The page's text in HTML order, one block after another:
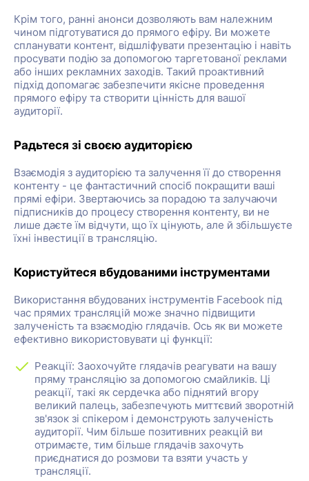
Крім того, ранні анонси дозволяють вам належним
чином підготуватися до прямого ефіру. Ви можете
спланувати контент, відшліфувати презентацію і навіть
просувати подію за допомогою таргетованої реклами
або інших рекламних заходів. Такий проактивний
підхід допомагає забезпечити якісне проведення
прямого ефіру та створити цінність для вашої
аудиторії.
Радьтеся зі своєю аудиторією
Взаємодія з аудиторією та залучення її до створення
контенту - це фантастичний спосіб покращити ваші
прямі ефіри. Звертаючись за порадою та залучаючи
підписників до процесу створення контенту, ви не
лише даєте їм відчути, що їх цінують, але й збільшуєте
їхні інвестиції в трансляцію.
Користуйтеся вбудованими інструментами
Використання вбудованих інструментів Facebook під
час прямих трансляцій може значно підвищити
залученість та взаємодію глядачів. Ось як ви можете
ефективно використовувати ці функції:
Реакції: Заохочуйте глядачів реагувати на вашу
пряму трансляцію за допомогою смайликів. Ці
реакції, такі як сердечка або піднятий вгору
великий палець, забезпечують миттєвий зворотній
зв'язок зі спікером і демонструють залученість
аудиторії. Чим більше позитивних реакцій ви
отримаєте, тим більше глядачів захочуть
приєднатися до розмови та взяти участь у
трансляції.